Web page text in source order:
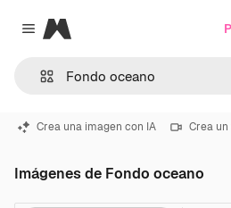
Close menu
Magnific
Crea una imagen con IA Crea
Imágenes de Fondo oceano